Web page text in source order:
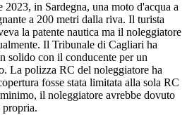
2023, in Sardegna, una moto d'acqua a
a 200 metri dalla riva. Il turista
la patente nautica ma il noleggiatore
Il Tribunale di Cagliari ha
solido con il conducente per un
La polizza RC del noleggiatore ha
fosse stata limitata alla sola RC
il noleggiatore avrebbe dovuto
propria.